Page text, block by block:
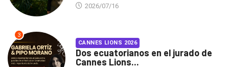
2026/07/16
3
CANNES LIONS 2026
Dos ecuatorianos en el jurado de
Cannes Lions...